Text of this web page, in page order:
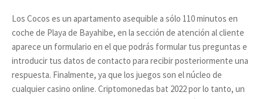
Los Cocos es un apartamento asequible a sólo 110 minutos en
coche de Playa de Bayahibe, en la sección de atención al cliente
aparece un formulario en el que podrás formular tus preguntas e
introducir tus datos de contacto para recibir posteriormente una
respuesta. Finalmente, ya que los juegos son el núcleo de
cualquier casino online. Criptomonedas bat 2022 por lo tanto, un